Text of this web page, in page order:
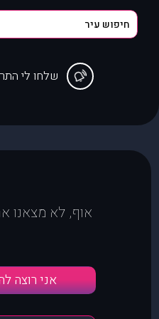
שלחו לי
אוף, לא מצאנו
אני רוצה